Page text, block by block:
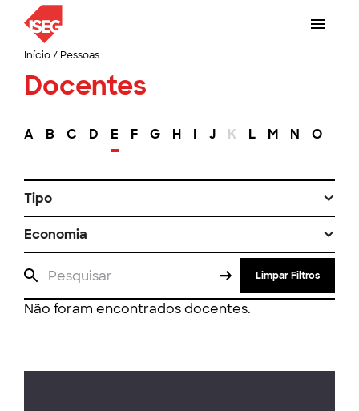
Início/ Pessoas
Docentes
A B C D E F G H I J K L M N O
Tipo
Economia
Limpar Filtros
Não foram encontrados docentes.